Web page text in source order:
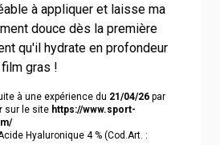
à appliquer et laisse ma
douce dès la première
qu'il hydrate en profondeur
gras !
à une expérience du 21/04/26 par
sur le site https://www.sport-
Hyaluronique 4 % (Cod.Art. :